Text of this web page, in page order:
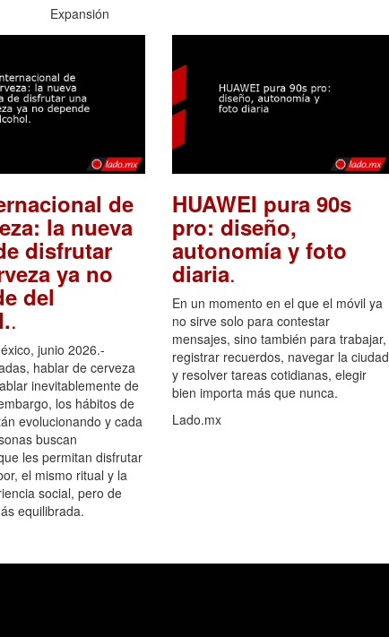
Expansión
de
la nueva
disfrutar
ya no
del
.
junio 2026.-
hablar de cerveza
inevitablemente de
los hábitos de
evolucionando y cada
buscan
les permitan disfrutar
el mismo ritual y la
social, pero de
equilibrada.
HUAWEI pura 90s
pro: diseño,
autonomía y foto
diaria.
En un momento en el que el móvil ya
no sirve solo para contestar
mensajes, sino también para trabajar,
registrar recuerdos, navegar la ciudad
y resolver tareas cotidianas, elegir
bien importa más que nunca.
Lado.mx